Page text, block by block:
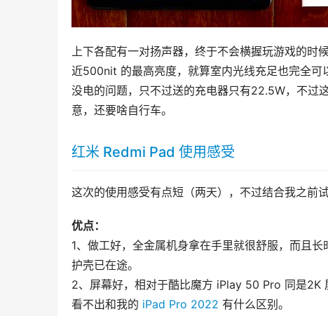
上下各配有一对扬声器，终于不会横握玩游戏的
近500nit 的最高亮度，就算室内光线充足也完全
没电的问题，只不过送的充电器只有22.5W，不过
意，还要啥自行车。
红米 Redmi Pad 使用感受
这次的使用感受有点短（两天），不过结合我之前
优点：
1、做工好，全金属机身拿在手里就很舒服，而且
护壳已在途。
2、屏幕好，相对于酷比魔方 iPlay 50 Pro 同是2K
看不出和我的 iPad Pro 2022 有什么区别。